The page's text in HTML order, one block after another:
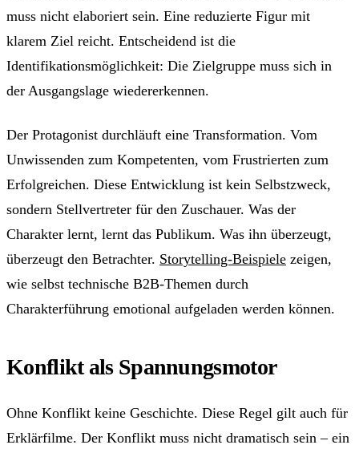
muss nicht elaboriert sein. Eine reduzierte Figur mit
klarem Ziel reicht. Entscheidend ist die
Identifikationsmöglichkeit: Die Zielgruppe muss sich in
der Ausgangslage wiedererkennen.
Der Protagonist durchläuft eine Transformation. Vom
Unwissenden zum Kompetenten, vom Frustrierten zum
Erfolgreichen. Diese Entwicklung ist kein Selbstzweck,
sondern Stellvertreter für den Zuschauer. Was der
Charakter lernt, lernt das Publikum. Was ihn überzeugt,
überzeugt den Betrachter. Storytelling-Beispiele zeigen,
wie selbst technische B2B-Themen durch
Charakterführung emotional aufgeladen werden können.
Konflikt als Spannungsmotor
Ohne Konflikt keine Geschichte. Diese Regel gilt auch für
Erklärfilme. Der Konflikt muss nicht dramatisch sein – ein